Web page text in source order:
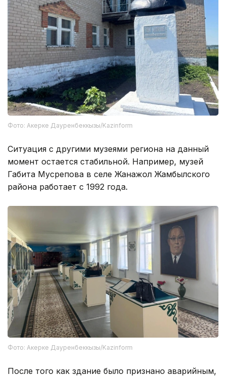
Фото: Акерке Дауренбеккызы/Kazinform
Ситуация с другими музеями региона на данный
момент остается стабильной. Например, музей
Габита Мусрепова в селе Жанажол Жамбылского
района работает с 1992 года.
Фото: Акерке Дауренбеккызы/Kazinform
После того как здание было признано аварийным,